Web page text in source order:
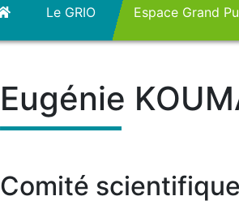
Le GRIO Espace Grand
Eugénie
Comité